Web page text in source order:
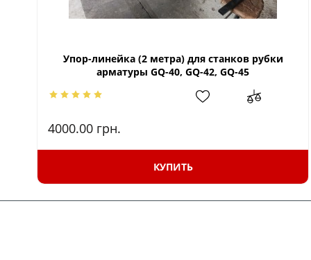
Упор-линейка (2 метра) для станков рубки
арматуры GQ-40, GQ-42, GQ-45
4000.00 грн.
КУПИТЬ